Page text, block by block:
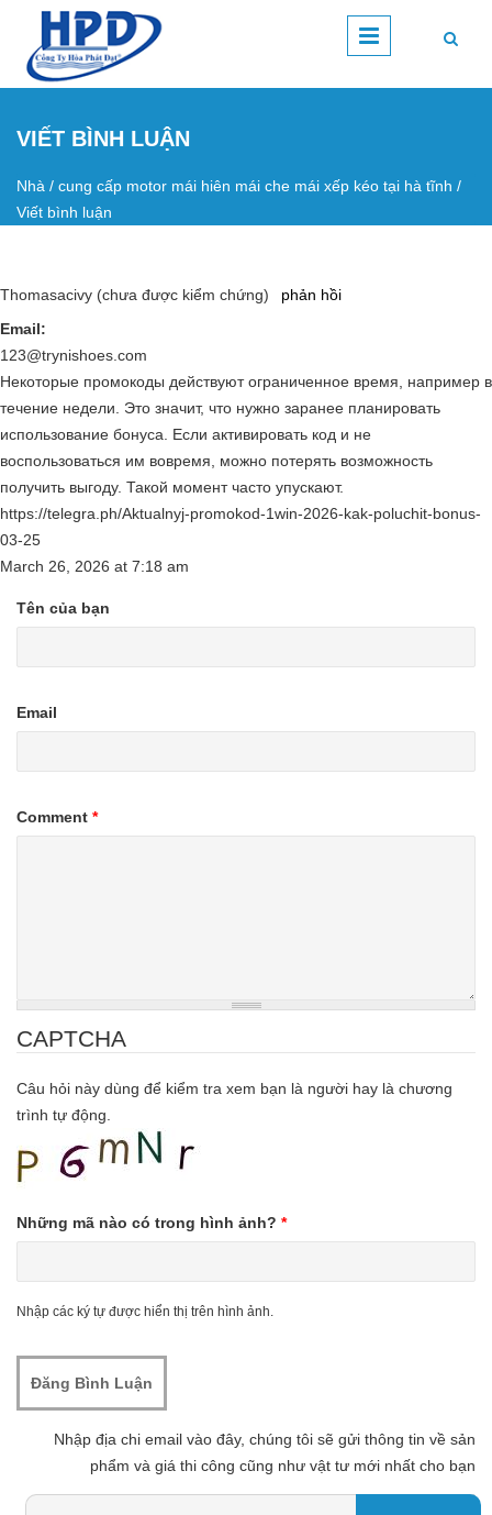
Nhảy đến nội dung
VIẾT BÌNH LUẬN
Bạn đang ở đây
Nhà / cung cấp motor mái hiên mái che mái xếp kéo tại hà tĩnh /
Viết bình luận
Thomasacivy (chưa được kiểm chứng)
phản hồi
Email:
123@trynishoes.com
Некоторые промокоды действуют ограниченное время, например в
течение недели. Это значит, что нужно заранее планировать
использование бонуса. Если активировать код и не
воспользоваться им вовремя, можно потерять возможность
получить выгоду. Такой момент часто упускают.
https://telegra.ph/Aktualnyj-promokod-1win-2026-kak-poluchit-bonus-
03-25
March 26, 2026 at 7:18 am
Tên của bạn
Email
Comment *
CAPTCHA
Câu hỏi này dùng để kiểm tra xem bạn là người hay là chương
trình tự động.
Những mã nào có trong hình ảnh? *
Nhập các ký tự được hiển thị trên hình ảnh.
Nhập địa chi email vào đây, chúng tôi sẽ gửi thông tin về sản
phẩm và giá thi công cũng như vật tư mới nhất cho bạn